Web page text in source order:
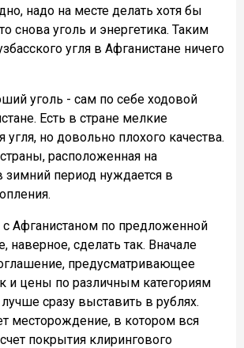
надо на месте делать хотя бы
снова уголь и энергетика. Таким
угля в Афганистане ничего
уголь - сам по себе ходовой
Есть в стране мелкие
но довольно плохого качества.
страны, расположенная на
зимний период нуждается в
с Афганистаном по предложенной
наверное, сделать так. Вначале
предусматривающее
и цены по различным категориям
сразу выставить в рублях.
месторождение, в котором вся
покрытия клирингового